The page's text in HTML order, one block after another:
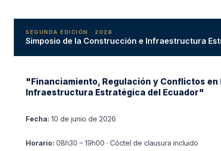
SEGUNDA EDICIÓN · 2026
Simposio de la Construcción e Infraestructura
"Financiamiento, Regulación y Conflictos en
Infraestructura Estratégica del Ecuador"
Fecha: 10 de junio de 2026
Horario: 08h30 – 19h00 · Cóctel de clausura incluido